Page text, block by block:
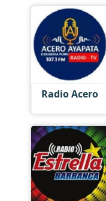
Radio Acero